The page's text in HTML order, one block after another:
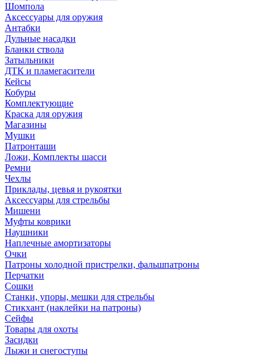
Шомпола
Аксессуары для оружия
Антабки
Дульные насадки
Бланки ствола
Затыльники
ДТК и пламегасители
Кейсы
Кобуры
Комплектующие
Краска для оружия
Магазины
Мушки
Патронташи
Ложи, Комплекты шасси
Ремни
Чехлы
Приклады, цевья и рукоятки
Аксессуары для стрельбы
Мишени
Муфты коврики
Наушники
Наплечные амортизаторы
Очки
Патроны холодной пристрелки, фальшпатроны
Перчатки
Сошки
Станки, упоры, мешки для стрельбы
Стикхант (наклейки на патроны)
Сейфы
Товары для охоты
Засидки
Лыжи и снегоступы